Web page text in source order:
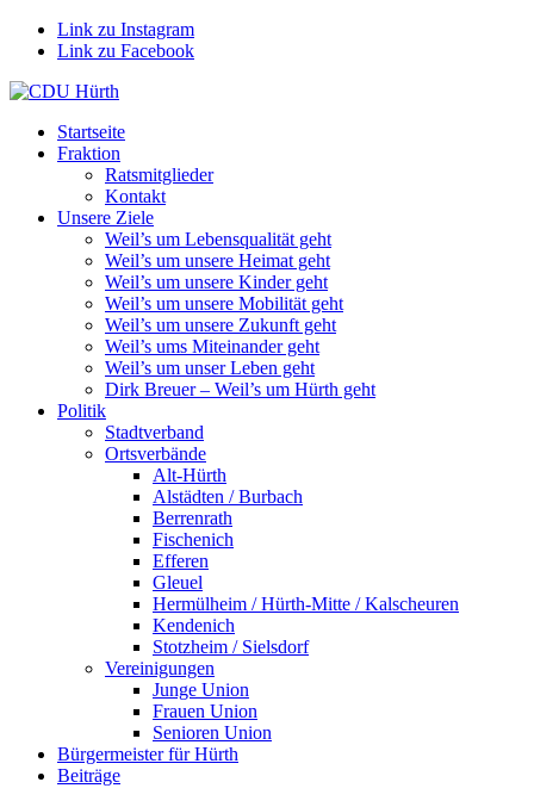
Link zu Instagram
Link zu Facebook
Startseite
Fraktion
Ratsmitglieder
Kontakt
Unsere Ziele
Weil’s um Lebensqualität geht
Weil’s um unsere Heimat geht
Weil’s um unsere Kinder geht
Weil’s um unsere Mobilität geht
Weil’s um unsere Zukunft geht
Weil’s ums Miteinander geht
Weil’s um unser Leben geht
Dirk Breuer – Weil’s um Hürth geht
Politik
Stadtverband
Ortsverbände
Alt-Hürth
Alstädten / Burbach
Berrenrath
Fischenich
Efferen
Gleuel
Hermülheim / Hürth-Mitte / Kalscheuren
Kendenich
Stotzheim / Sielsdorf
Vereinigungen
Junge Union
Frauen Union
Senioren Union
Bürgermeister für Hürth
Beiträge